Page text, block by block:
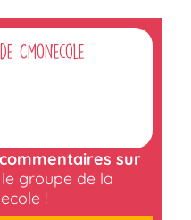
Cmonecole
sur
groupe de la
!